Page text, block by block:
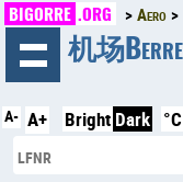
BIGORRE .ORG Aero
机场
A- A+ Bright Dark °C